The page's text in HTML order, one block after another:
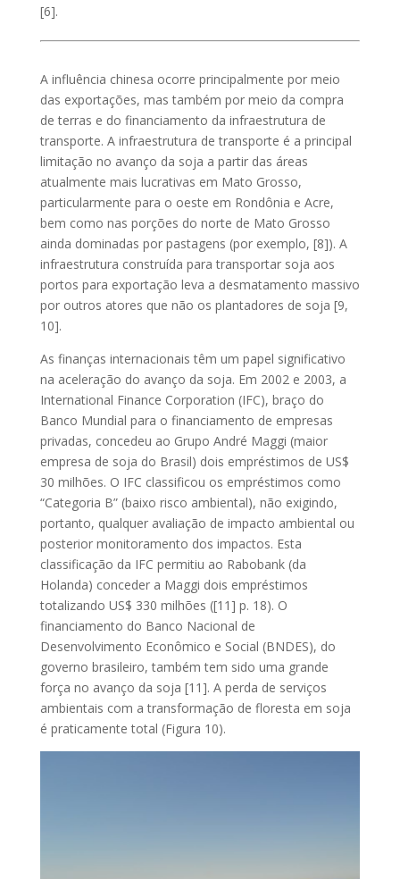
[6].
A influência chinesa ocorre principalmente por meio
das exportações, mas também por meio da compra
de terras e do financiamento da infraestrutura de
transporte. A infraestrutura de transporte é a principal
limitação no avanço da soja a partir das áreas
atualmente mais lucrativas em Mato Grosso,
particularmente para o oeste em Rondônia e Acre,
bem como nas porções do norte de Mato Grosso
ainda dominadas por pastagens (por exemplo, [8]). A
infraestrutura construída para transportar soja aos
portos para exportação leva a desmatamento massivo
por outros atores que não os plantadores de soja [9,
10].
As finanças internacionais têm um papel significativo
na aceleração do avanço da soja. Em 2002 e 2003, a
International Finance Corporation (IFC), braço do
Banco Mundial para o financiamento de empresas
privadas, concedeu ao Grupo André Maggi (maior
empresa de soja do Brasil) dois empréstimos de US$
30 milhões. O IFC classificou os empréstimos como
“Categoria B” (baixo risco ambiental), não exigindo,
portanto, qualquer avaliação de impacto ambiental ou
posterior monitoramento dos impactos. Esta
classificação da IFC permitiu ao Rabobank (da
Holanda) conceder a Maggi dois empréstimos
totalizando US$ 330 milhões ([11] p. 18). O
financiamento do Banco Nacional de
Desenvolvimento Econômico e Social (BNDES), do
governo brasileiro, também tem sido uma grande
força no avanço da soja [11]. A perda de serviços
ambientais com a transformação de floresta em soja
é praticamente total (Figura 10).